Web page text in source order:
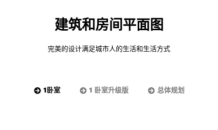
建筑和房间平面图
完美的设计满足城市人的生活和生活方式
1卧室 1 卧室升级版 总体规划